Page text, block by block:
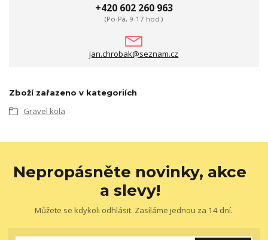
+420 602 260 963
(Po-Pá, 9-17 hod.)
jan.chrobak@seznam.cz
Zboží zařazeno v kategoriích
Gravel kola
Nepropásněte novinky, akce
a slevy!
Můžete se kdykoli odhlásit. Zasíláme jednou za 14 dní.